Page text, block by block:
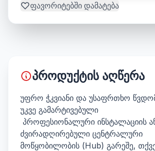
ფავორიტებში დამატება
პროდუქტის აღწერა
უფრო ჭკვიანი და უსაფრთხო
უკვე გამარტივებული
პროფესიონალური ინსტალაციის
ძვირადღირებული ცენტრალური
მოწყობილობის (Hub) გარეშე,